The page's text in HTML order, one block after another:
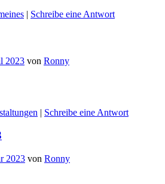
| Schreibe eine Antwort
2023 von Ronny
| Schreibe eine Antwort
2023 von Ronny